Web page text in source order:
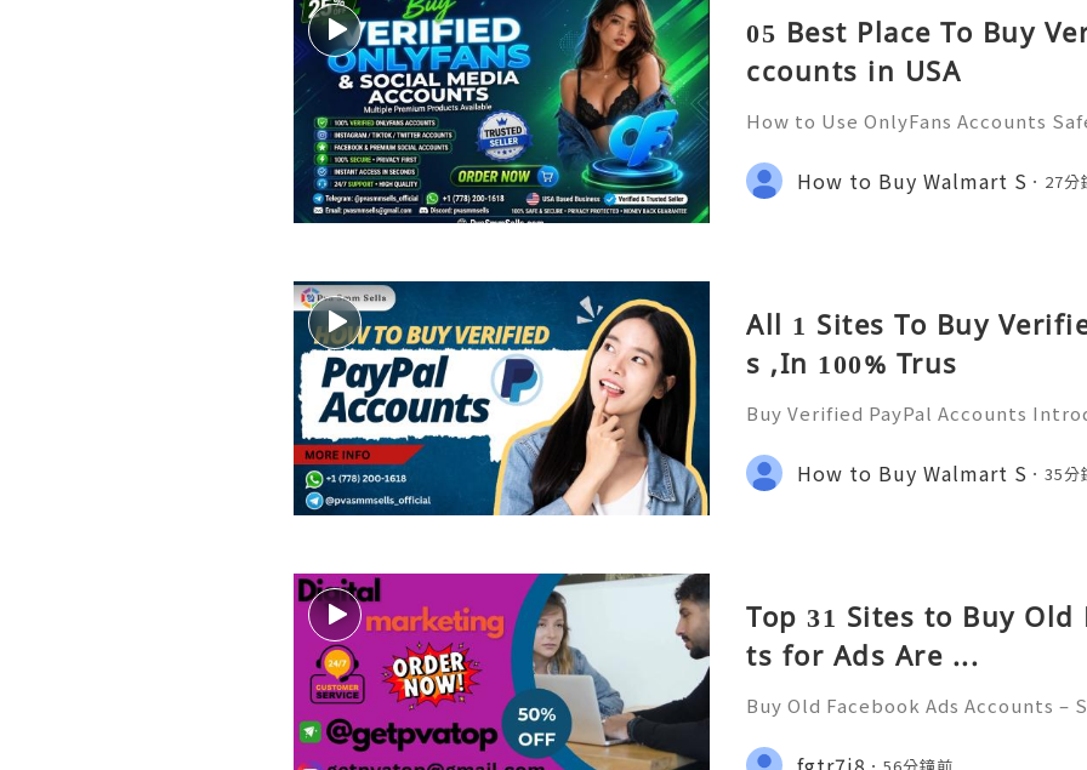
05 Best Place To Buy
ccounts in USA
How to Use OnlyFans Accounts
e access content, manage
online communities. OnlyF
How to Buy Walmart S 27分
All 1 Sites To Buy
s ,In 100% Trus
Buy Verified PayPal Accounts
e transactions, PayPal stands out
orm has transfor
How to Buy Walmart S 35分
Top 31 Sites to Buy Old
ts​ for Ads Are ...
Buy Old Facebook Ads Accounts –
✨ INSTANT REPLY GUARANTEED